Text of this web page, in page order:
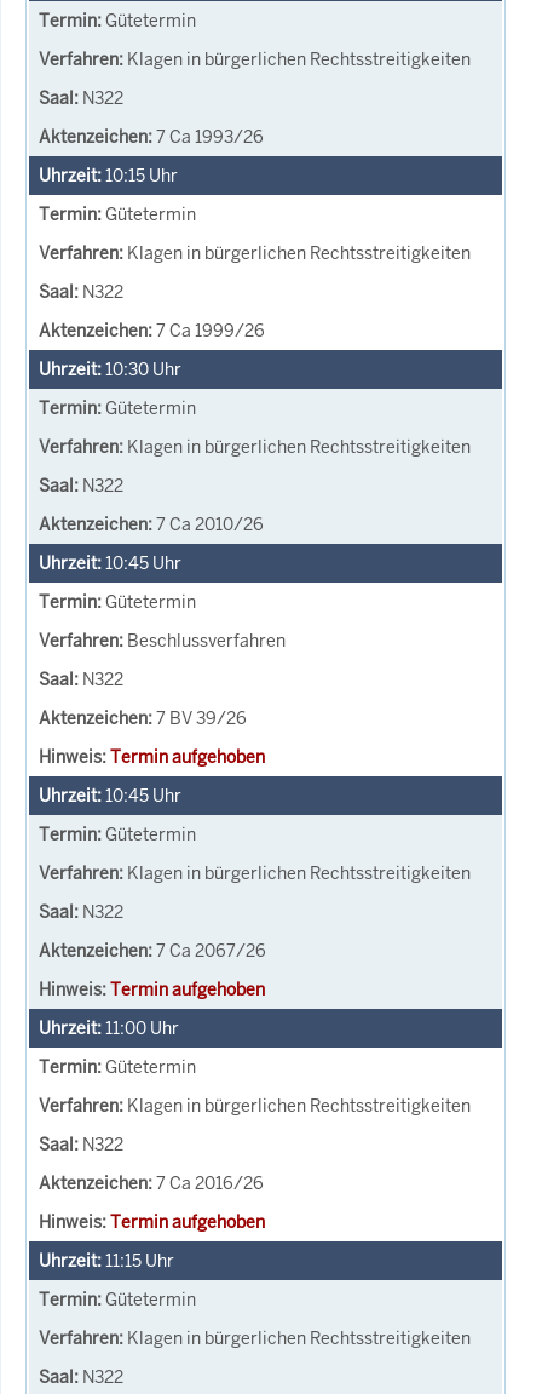
Gütetermin
Klagen in bürgerlichen Rechtsstreitigkeiten
N322
7 Ca 1993/26
10:15 Uhr
Gütetermin
Klagen in bürgerlichen Rechtsstreitigkeiten
N322
7 Ca 1999/26
10:30 Uhr
Gütetermin
Klagen in bürgerlichen Rechtsstreitigkeiten
N322
7 Ca 2010/26
10:45 Uhr
Gütetermin
Beschlussverfahren
N322
7 BV 39/26
Termin aufgehoben
10:45 Uhr
Gütetermin
Klagen in bürgerlichen Rechtsstreitigkeiten
N322
7 Ca 2067/26
Termin aufgehoben
11:00 Uhr
Gütetermin
Klagen in bürgerlichen Rechtsstreitigkeiten
N322
7 Ca 2016/26
Termin aufgehoben
11:15 Uhr
Gütetermin
Klagen in bürgerlichen Rechtsstreitigkeiten
N322